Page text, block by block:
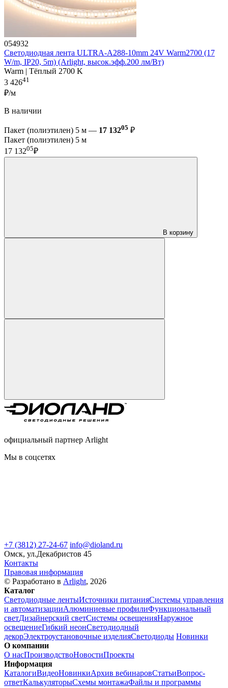
054932
Светодиодная лента ULTRA-A288-10mm 24V Warm2700 (17
W/m, IP20, 5m) (Arlight, высок.эфф.200 лм/Вт)
Warm | Тёплый 2700 K
3 42641
₽/м
В наличии
Пакет (полиэтилен) 5 м — 17 13205 ₽
Пакет (полиэтилен) 5 м
17 13205₽
В корзину
официальный партнер Arlight
Мы в соцсетях
+7 (3812) 27-24-67 info@dioland.ru
Омск, ул.Декабристов 45
Контакты
Правовая информация
© Разработано в Arlight, 2026
Каталог
Светодиодные лентыИсточники питанияСистемы управления
и автоматизацииАлюминиевые профилиФункциональный
светДизайнерский светСистемы освещенияНаружное
освещениеГибкий неонСветодиодный
декорЭлектроустановочные изделияСветодиоды Новинки
О компании
О насПроизводствоНовостиПроекты
Информация
КаталогиВидеоНовинкиАрхив вебинаровСтатьиВопрос-
ответКалькуляторыСхемы монтажаФайлы и программы